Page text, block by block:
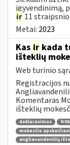
įgyvendinimą,
ir 11 straipsnio
Metai: 2023
Kas ir kada
išteklių
Web turinio
Registracijos
Komentaras
išteklių
deklaravimas
mokesčio
angliavandenilių